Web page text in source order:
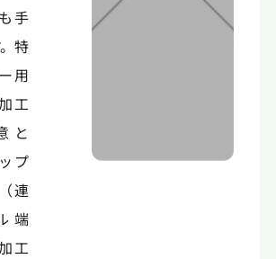
手
特
用
工
と
プ
連
端
工